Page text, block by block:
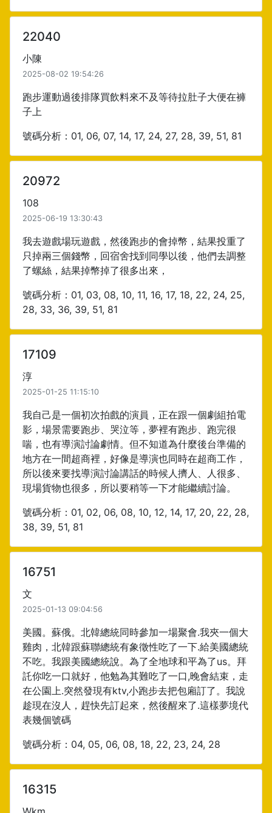
22040
小陳
2025-08-02 19:54:26
跑步運動過後排隊買飲料來不及等待拉肚子大便在褲
子上
號碼分析：01, 06, 07, 14, 17, 24, 27, 28, 39, 51, 81
20972
108
2025-06-19 13:30:43
我去遊戲場玩遊戲，然後跑步的會掉幣，結果投重了
只掉兩三個錢幣，回宿舍找到同學以後，他們去調整
了螺絲，結果掉幣掉了很多出來，
號碼分析：01, 03, 08, 10, 11, 16, 17, 18, 22, 24, 25,
28, 33, 36, 39, 51, 81
17109
淳
2025-01-25 11:15:10
我自己是一個初次拍戲的演員，正在跟一個劇組拍電
影，場景需要跑步、哭泣等，夢裡有跑步、跑完很
喘，也有導演討論劇情。但不知道為什麼後台準備的
地方在一間超商裡，好像是導演也同時在超商工作，
所以後來要找導演討論講話的時候人擠人、人很多、
現場貨物也很多，所以要稍等一下才能繼續討論。
號碼分析：01, 02, 06, 08, 10, 12, 14, 17, 20, 22, 28,
38, 39, 51, 81
16751
文
2025-01-13 09:04:56
美國。蘇俄。北韓總統同時參加一場聚會.我夾一個大
雞肉，北韓跟蘇聯總統有象徵性吃了一下.給美國總統
不吃。我跟美國總統說。為了全地球和平為了us。拜
託你吃一口就好，他勉為其難吃了一口,晚會結束，走
在公園上.突然發現有ktv,小跑步去把包廂訂了。我說
趁現在沒人，趕快先訂起來，然後醒來了.這樣夢境代
表幾個號碼
號碼分析：04, 05, 06, 08, 18, 22, 23, 24, 28
16315